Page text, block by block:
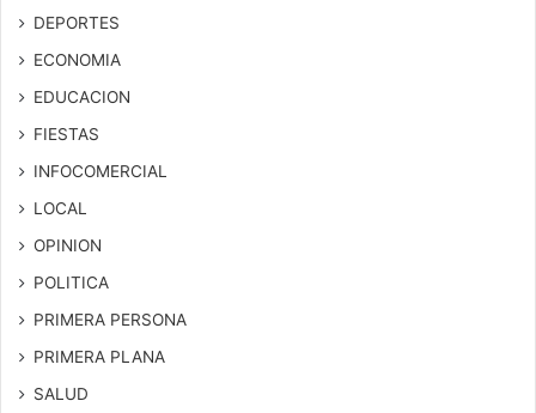
DEPORTES
ECONOMIA
EDUCACION
FIESTAS
INFOCOMERCIAL
LOCAL
OPINION
POLITICA
PRIMERA PERSONA
PRIMERA PLANA
SALUD